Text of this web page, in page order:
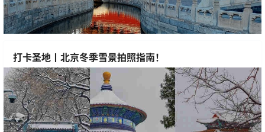
打卡圣地丨北京冬季雪景拍照指南！